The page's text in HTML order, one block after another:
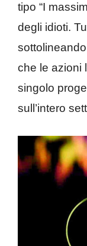
tipo “I
degli idioti.
che le azioni
singolo
sull’intero